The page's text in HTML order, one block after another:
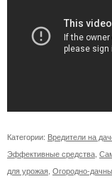
Категории: Вредители на
Эффективные средства
для урожая Огородно-